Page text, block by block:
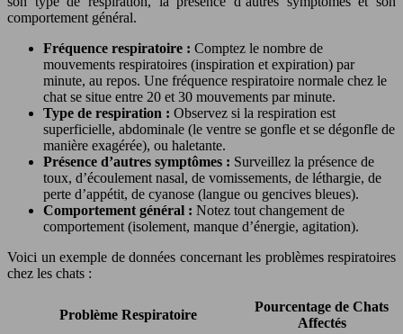
comportement général.
Fréquence respiratoire : Comptez le nombre de
mouvements respiratoires (inspiration et expiration) par
minute, au repos. Une fréquence respiratoire normale chez le
chat se situe entre 20 et 30 mouvements par minute.
Type de respiration : Observez si la respiration est
superficielle, abdominale (le ventre se gonfle et se dégonfle de
manière exagérée), ou haletante.
Présence d’autres symptômes : Surveillez la présence de
toux, d’écoulement nasal, de vomissements, de léthargie, de
perte d’appétit, de cyanose (langue ou gencives bleues).
Comportement général : Notez tout changement de
comportement (isolement, manque d’énergie, agitation).
Voici un exemple de données concernant les problèmes respiratoires
chez les chats :
Problème Respiratoire
Pourcentage de Chats
Affectés